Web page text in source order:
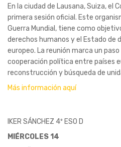
En la ciudad de Lausana, Suiza, el
primera sesión oficial. Este
Guerra Mundial, tiene como
derechos humanos y el Estado de
europeo. La reunión marca un
cooperación política entre países
reconstrucción y búsqueda de
Más información aquí
IKER SÁNCHEZ 4º ESO D
MIÉRCOLES 14